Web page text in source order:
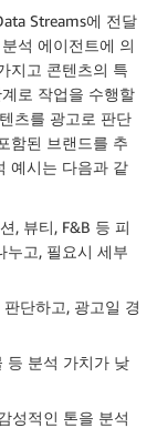
Streams에 전달
석 에이전트에 의
지고 콘텐츠의 특
로 작업을 수행할
츠를 광고로 판단
함된 브랜드를 추
예시는 다음과 같
, 뷰티, F&B 등 피
누고, 필요시 세부
단하고, 광고일 경
등 분석 가치가 낮
성적인 톤을 분석